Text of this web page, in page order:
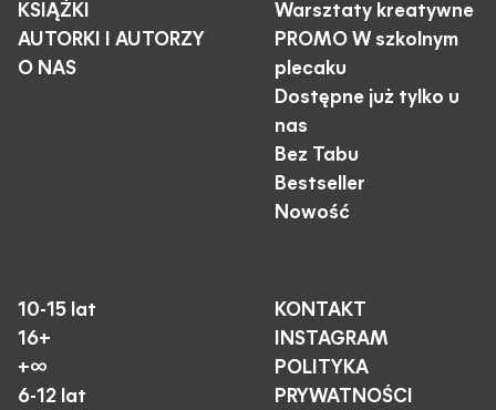
KSIĄŻKI
AUTORKI I AUTORZY
O NAS
Warsztaty kreatywne
PROMO W szkolnym
plecaku
Dostępne już tylko u
nas
Bez Tabu
Bestseller
Nowość
10-15 lat
16+
+∞
6-12 lat
KONTAKT
INSTAGRAM
POLITYKA
PRYWATNOŚCI